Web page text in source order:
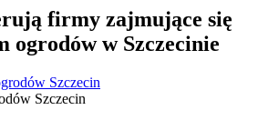
firmy zajmujące się
ogrodów w Szczecinie
Szczecin